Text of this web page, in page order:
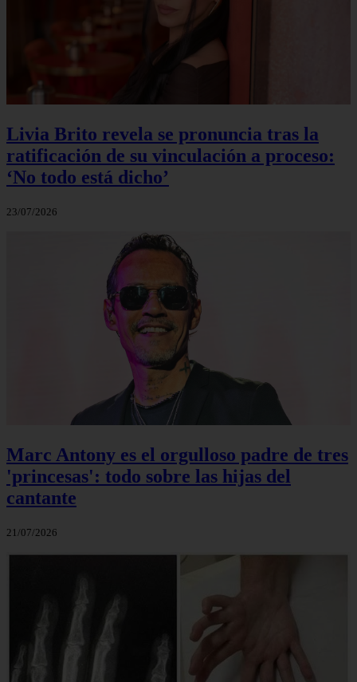
Livia Brito revela se pronuncia tras la
ratificación de su vinculación a proceso:
‘No todo está dicho’
23/07/2026
Marc Antony es el orgulloso padre de tres
'princesas': todo sobre las hijas del
cantante
21/07/2026